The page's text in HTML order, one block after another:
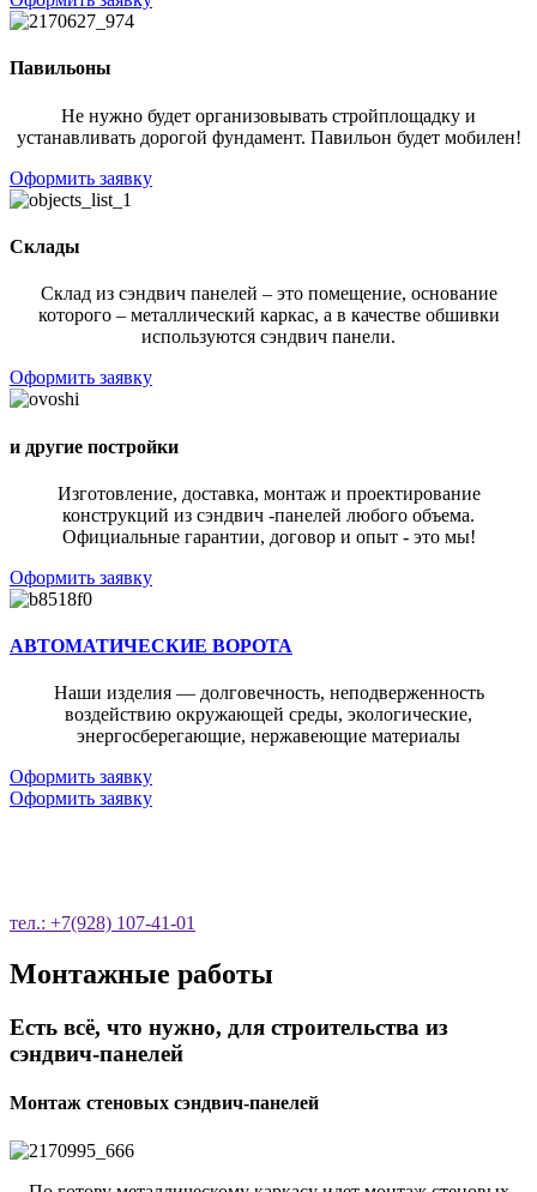
Павильоны
Не нужно будет организовывать стройплощадку и
устанавливать дорогой фундамент. Павильон будет мобилен!
Оформить заявку
Склады
Склад из сэндвич панелей – это помещение, основание
которого – металлический каркас, а в качестве обшивки
используются сэндвич панели.
Оформить заявку
и другие постройки
Изготовление, доставка, монтаж и проектирование
конструкций из сэндвич -панелей любого объема.
Официальные гарантии, договор и опыт - это мы!
Оформить заявку
АВТОМАТИЧЕСКИЕ ВОРОТА
Наши изделия — долговечность, неподверженность
воздействию окружающей среды, экологические,
энергосберегающие, нержавеющие материалы
Оформить заявку
Оформить заявку
тел.: +7(928) 107-41-01
Монтажные работы
Есть всё, что нужно, для строительства из
сэндвич-панелей
Монтаж стеновых сэндвич-панелей